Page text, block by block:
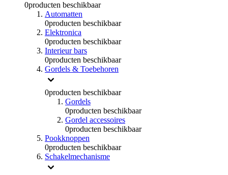
0producten beschikbaar
Automatten
0producten beschikbaar
Elektronica
0producten beschikbaar
Interieur bars
0producten beschikbaar
Gordels & Toebehoren
0producten beschikbaar
Gordels
0producten beschikbaar
Gordel accessoires
0producten beschikbaar
Pookknoppen
0producten beschikbaar
Schakelmechanisme